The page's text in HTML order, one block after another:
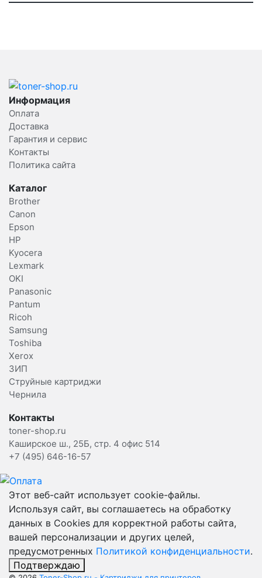
Информация
Оплата
Доставка
Гарантия и сервис
Контакты
Политика сайта
Каталог
Brother
Canon
Epson
HP
Kyocera
Lexmark
OKI
Panasonic
Pantum
Ricoh
Samsung
Toshiba
Xerox
ЗИП
Струйные картриджи
Чернила
Контакты
toner-shop.ru
Каширское ш., 25Б, стр. 4 офис 514
+7 (495) 646-16-57
Этот веб-сайт использует cookie-файлы.
Используя сайт, вы соглашаетесь на обработку
данных в Cookies для корректной работы сайта,
вашей персонализации и других целей,
предусмотренных Политикой конфиденциальности.
Подтверждаю